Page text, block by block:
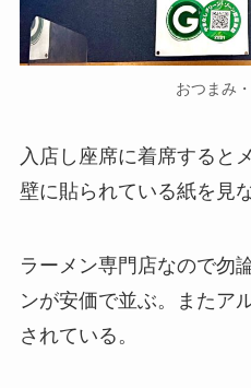
おつまみ
入店し座席に着席すると
壁に貼られている紙を見
ラーメン専門店なので勿
ンが安価で並ぶ。またア
されている。